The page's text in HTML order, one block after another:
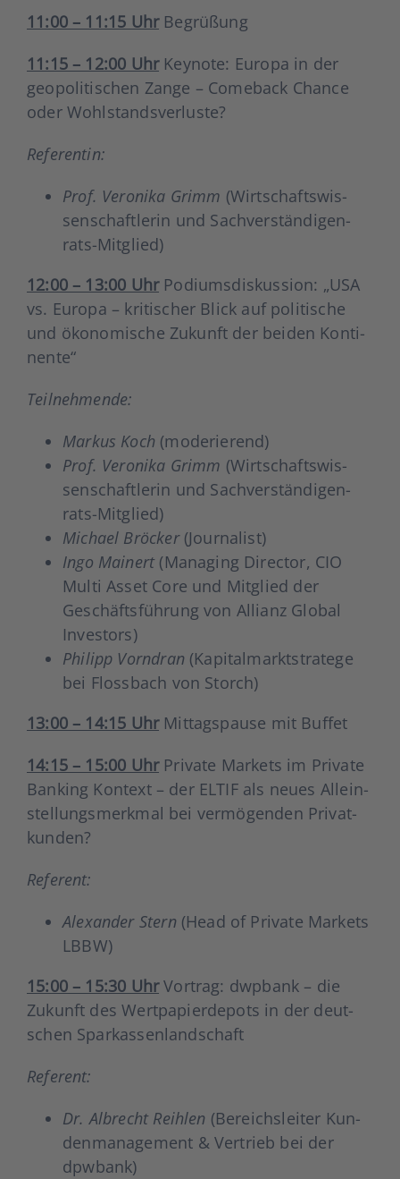
11:00 – 11:15 UhrBegrü­ßung
11:15 – 12:00 UhrKey­note: Euro­pa in der
geo­po­li­ti­schen Zan­ge – Come­back Chan­ce
oder Wohl­stands­ver­lus­te?
Refe­ren­tin:
Prof. Vero­ni­ka Grimm (Wirt­schafts­wis­
sen­schaft­le­rin und Sach­ver­stän­di­gen­
rats-Mit­glied)
12:00 – 13:00 UhrPodi­ums­dis­kus­si­on: „USA
vs. Euro­pa – kri­ti­scher Blick auf poli­ti­sche
und öko­no­mi­sche Zukunft der bei­den Kon­ti­
nen­te“
Teil­neh­men­de:
Mar­kus Koch (mode­rie­rend)
Prof. Vero­ni­ka Grimm (Wirt­schafts­wis­
sen­schaft­le­rin und Sach­ver­stän­di­gen­
rats-Mit­glied)
Micha­el Brö­cker(Jour­na­list)
Ingo Main­ert(Mana­ging Direc­tor, CIO
Mul­ti Asset Core und Mit­glied der
Geschäfts­füh­rung von Alli­anz Glo­bal
Inves­tors)
Phil­ipp Vorn­dran(Kapi­tal­markt­stra­te­ge
bei Floss­bach von Storch)
13:00 – 14:15 UhrMit­tags­pau­se mit Buf­fet
14:15 – 15:00 UhrPri­va­te Mar­kets im Pri­va­te
Ban­king Kon­text – der ELTIF als neu­es Allein­
stel­lungs­merk­mal bei ver­mö­gen­den Pri­vat­
kun­den?
Refe­rent:
Alex­an­der Stern(Head of Pri­va­te Mar­kets
LBBW)
15:00 – 15:30 UhrVor­trag: dwp­bank – die
Zukunft des Wert­pa­pier­de­pots in der deut­
schen Spar­kas­sen­land­schaft
Refe­rent:
Dr. Albrecht Reih­len (Bereichs­lei­ter Kun­
den­ma­nage­ment & Ver­trieb bei der
dpw­bank)